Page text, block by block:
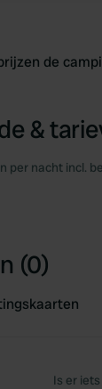
de
&
per nacht incl.
(0)
Is er